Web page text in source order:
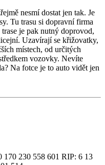
nesmí dostat jen tak. Je
Tu trasu si dopravní firma
je pak nutný doprovod,
Uzavírají se křižovatky,
místech, od určitých
vozovky. Nevíte
Na fotce je to auto vidět jen
170 230 558 601 RIP: 6 13